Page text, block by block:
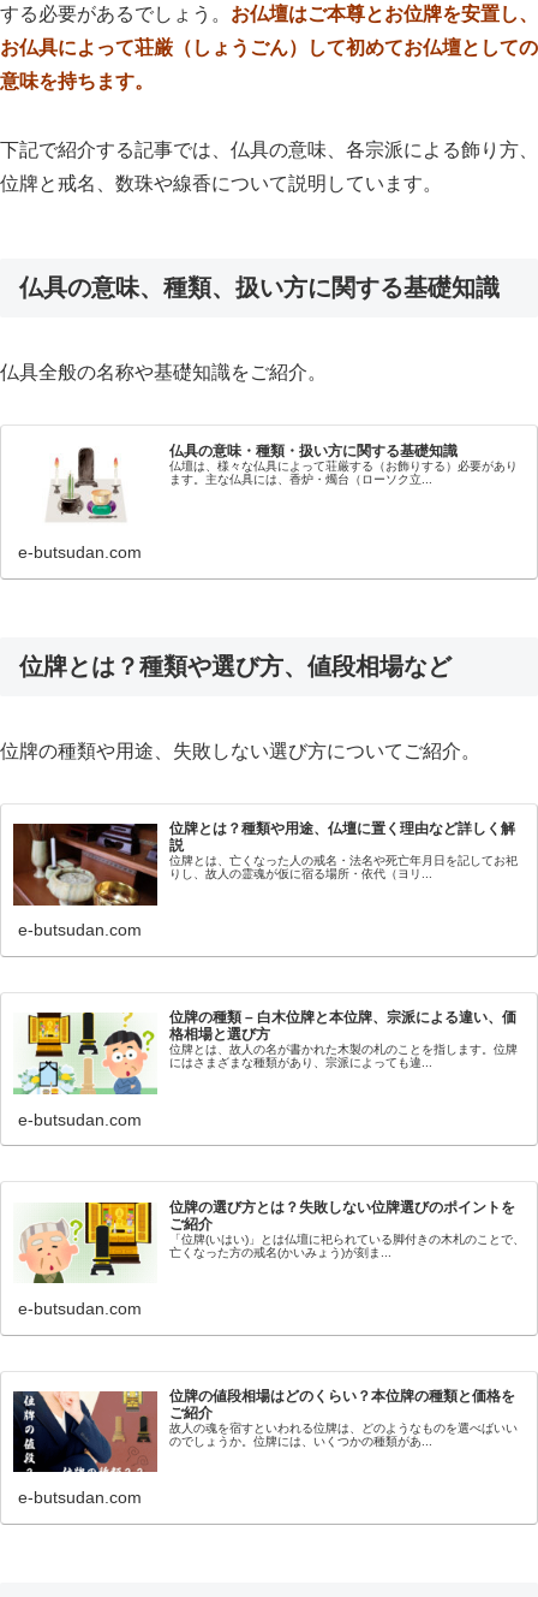
する必要があるでしょう。 お仏壇はご本尊とお位牌を安置し、
お仏具によって荘厳（しょうごん）して初めてお仏壇としての
意味を持ちます。
下記で紹介する記事では、仏具の意味、各宗派による飾り方、
位牌と戒名、数珠や線香について説明しています。
仏具の意味、種類、扱い方に関する基礎知識
仏具全般の名称や基礎知識をご紹介。
仏具の意味・種類・扱い方に関する基礎知識
仏壇は、様々な仏具によって荘厳する（お飾りする）必要があり
ます。主な仏具には、香炉・燭台（ローソク立...
e-butsudan.com
位牌とは？種類や選び方、値段相場など
位牌の種類や用途、失敗しない選び方についてご紹介。
位牌とは？種類や用途、仏壇に置く理由など詳しく解
説
位牌とは、亡くなった人の戒名・法名や死亡年月日を記してお祀
りし、故人の霊魂が仮に宿る場所・依代（ヨリ...
e-butsudan.com
位牌の種類 – 白木位牌と本位牌、宗派による違い、価
格相場と選び方
位牌とは、故人の名が書かれた木製の札のことを指します。位牌
にはさまざまな種類があり、宗派によっても違...
e-butsudan.com
位牌の選び方とは？失敗しない位牌選びのポイントを
ご紹介
「位牌(いはい)」とは仏壇に祀られている脚付きの木札のことで、
亡くなった方の戒名(かいみょう)が刻ま...
e-butsudan.com
位牌の値段相場はどのくらい？本位牌の種類と価格を
ご紹介
故人の魂を宿すといわれる位牌は、どのようなものを選べばいい
のでしょうか。位牌には、いくつかの種類があ...
e-butsudan.com